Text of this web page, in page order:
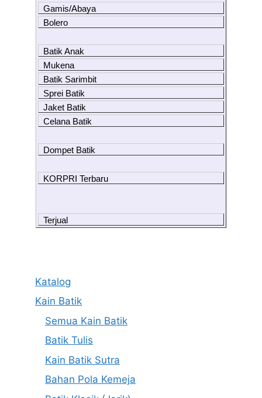
Gamis/Abaya
Bolero
Batik Anak
Mukena
Batik Sarimbit
Sprei Batik
Jaket Batik
Celana Batik
Dompet Batik
KORPRI Terbaru
Terjual
Katalog
Kain Batik
Semua Kain Batik
Batik Tulis
Kain Batik Sutra
Bahan Pola Kemeja